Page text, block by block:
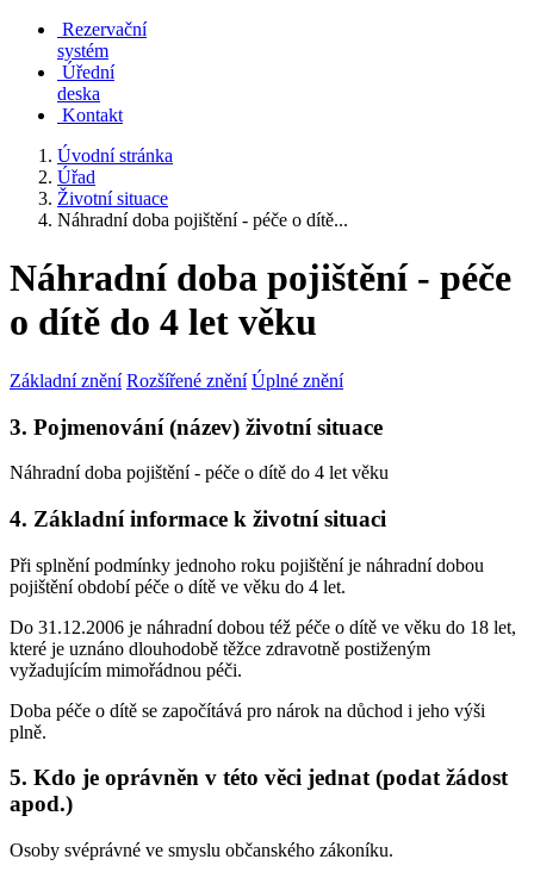
Rezervační
systém
Úřední
deska
Kontakt
Úvodní stránka
Úřad
Životní situace
Náhradní doba pojištění - péče o dítě...
Náhradní doba pojištění - péče
o dítě do 4 let věku
Základní znění Rozšířené znění Úplné znění
3. Pojmenování (název) životní situace
Náhradní doba pojištění - péče o dítě do 4 let věku
4. Základní informace k životní situaci
Při splnění podmínky jednoho roku pojištění je náhradní dobou
pojištění období péče o dítě ve věku do 4 let.
Do 31.12.2006 je náhradní dobou též péče o dítě ve věku do 18 let,
které je uznáno dlouhodobě těžce zdravotně postiženým
vyžadujícím mimořádnou péči.
Doba péče o dítě se započítává pro nárok na důchod i jeho výši
plně.
5. Kdo je oprávněn v této věci jednat (podat žádost
apod.)
Osoby svéprávné ve smyslu občanského zákoníku.